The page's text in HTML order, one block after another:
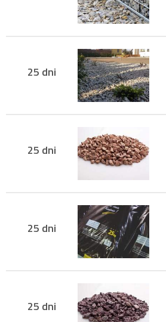
25 dni
25 dni
25 dni
25 dni